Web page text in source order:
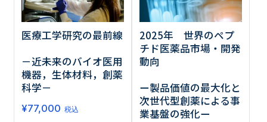
医療工学研究の最前線
－近未来のバイオ医用
機器，生体材料，創薬
科学－
¥77,000 税込
2025年 世界のペプ
チド医薬品市場・開発
動向
ー製品価値の最大化と
次世代型創薬による事
業基盤の強化ー